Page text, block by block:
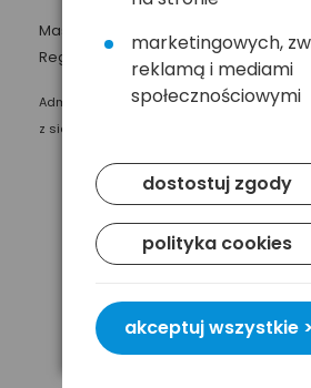
Masz pytania?
Regulamin
Polityka prywatności
Administratorem Twoich danych
z siedzibą w Gdańsku przy ul. Geodetów
marketingowych,
reklamą i mediami
społecznościowymi
dostostuj zgody
polityka cookies
akceptuj wszystkie >